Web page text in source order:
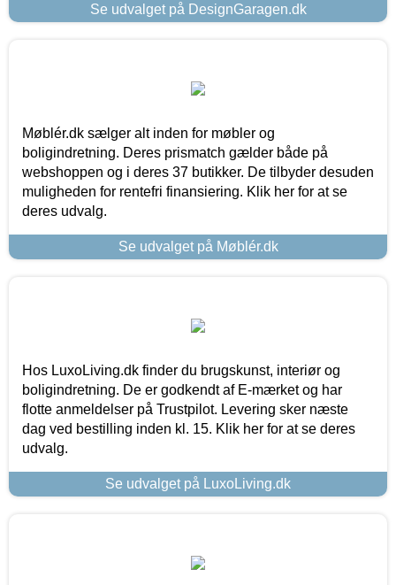
Se udvalget på DesignGaragen.dk
Møblér.dk sælger alt inden for møbler og
boligindretning. Deres prismatch gælder både på
webshoppen og i deres 37 butikker. De tilbyder desuden
muligheden for rentefri finansiering. Klik her for at se
deres udvalg.
Se udvalget på Møblér.dk
Hos LuxoLiving.dk finder du brugskunst, interiør og
boligindretning. De er godkendt af E-mærket og har
flotte anmeldelser på Trustpilot. Levering sker næste
dag ved bestilling inden kl. 15. Klik her for at se deres
udvalg.
Se udvalget på LuxoLiving.dk